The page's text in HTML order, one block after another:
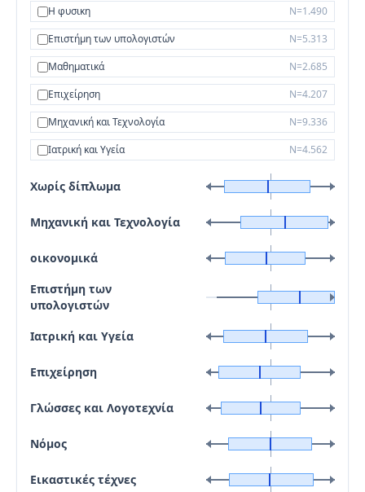
Η φυσικη
N=1.490
Επιστήμη των υπολογιστών
N=5.313
Μαθηματικά
N=2.685
Επιχείρηση
N=4.207
Μηχανική και Τεχνολογία
N=9.336
Ιατρική και Υγεία
N=4.562
Χωρίς δίπλωμα
Μηχανική και Τεχνολογία
οικονομικά
Επιστήμη των
υπολογιστών
Ιατρική και Υγεία
Επιχείρηση
Γλώσσες και Λογοτεχνία
Νόμος
Εικαστικές τέχνες